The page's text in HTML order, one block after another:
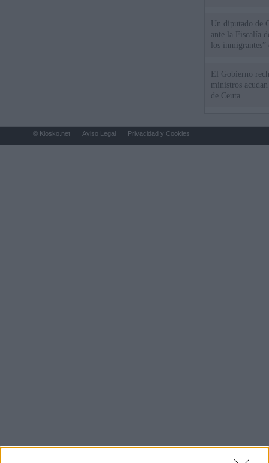
Un diputado de
ante la Fiscalía
los inmigrantes”
El Gobierno
ministros
de Ceuta
© Kiosko.net Aviso Legal Privacidad y Cookies